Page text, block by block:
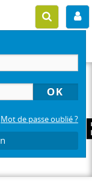
Mot de passe oublié ?